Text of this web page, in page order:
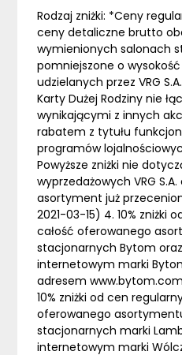
Rodzaj zniżki: *Ceny
ceny detaliczne brutto
wymienionych salonach
pomniejszone o
udzielanych przez VRG
Karty Dużej Rodziny nie
wynikającymi z innych
rabatem z tytułu
programów
Powyższe zniżki nie
wyprzedażowych VRG
asortyment już
2021-03-15) 4. 10% zniżki
całość oferowanego
stacjonarnych Bytom
internetowym marki
adresem
10% zniżki od cen
oferowanego
stacjonarnych marki
internetowym marki